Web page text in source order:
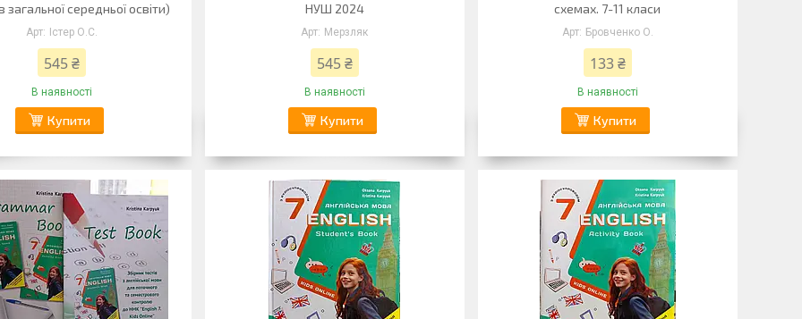
загальної середньої освіти)
Істер О.С.
545 ₴
В наявності
Купити
НУШ 2024
Мерзляк
545 ₴
В наявності
Купити
схемах. 7-11 класи
Бровченко О.
133 ₴
В наявності
Купити